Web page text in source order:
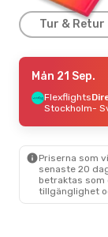
Tur & Retur
Tors 3 Sep.-
Flexflights
Stockholm-
Sveg-
Tis 8 Sep.-
Flexflights
Stockholm
-
Mån 21 Sep.
Flexflights
Stockholm-
Priserna som
senaste 20
betraktas
tillgänglighet